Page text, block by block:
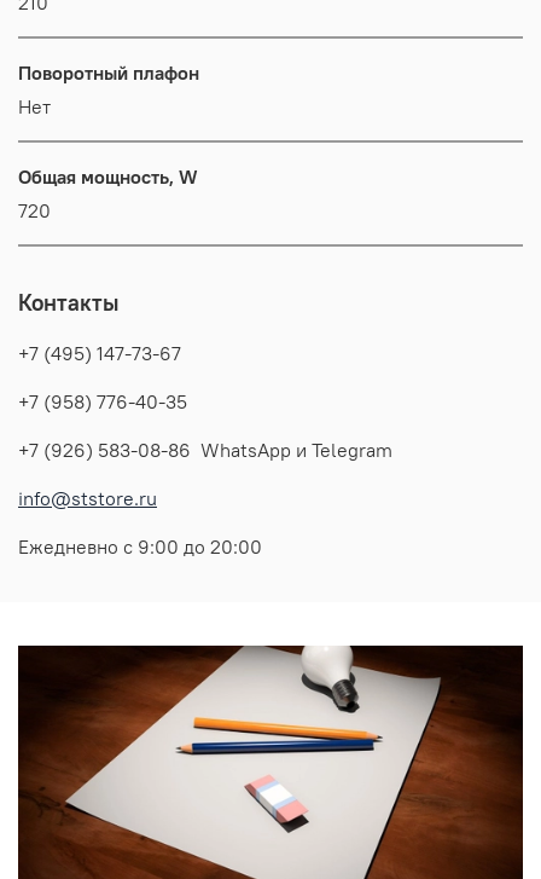
Поворотный плафон
Нет
Общая мощность, W
720
Контакты
+7 (495) 147-73-67
+7 (958) 776-40-35
+7 (926) 583-08-86 WhatsApp и Telegram
info@ststore.ru
Ежедневно с 9:00 до 20:00